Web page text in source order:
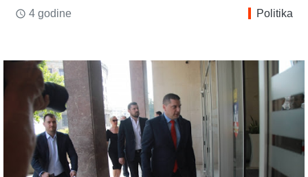
access_time 4 godine Politika